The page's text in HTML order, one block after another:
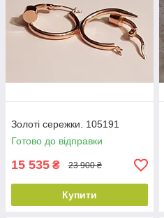
Золоті сережки. 105191
Готово до відправки
15 535 ₴ 23 900 ₴
Купити